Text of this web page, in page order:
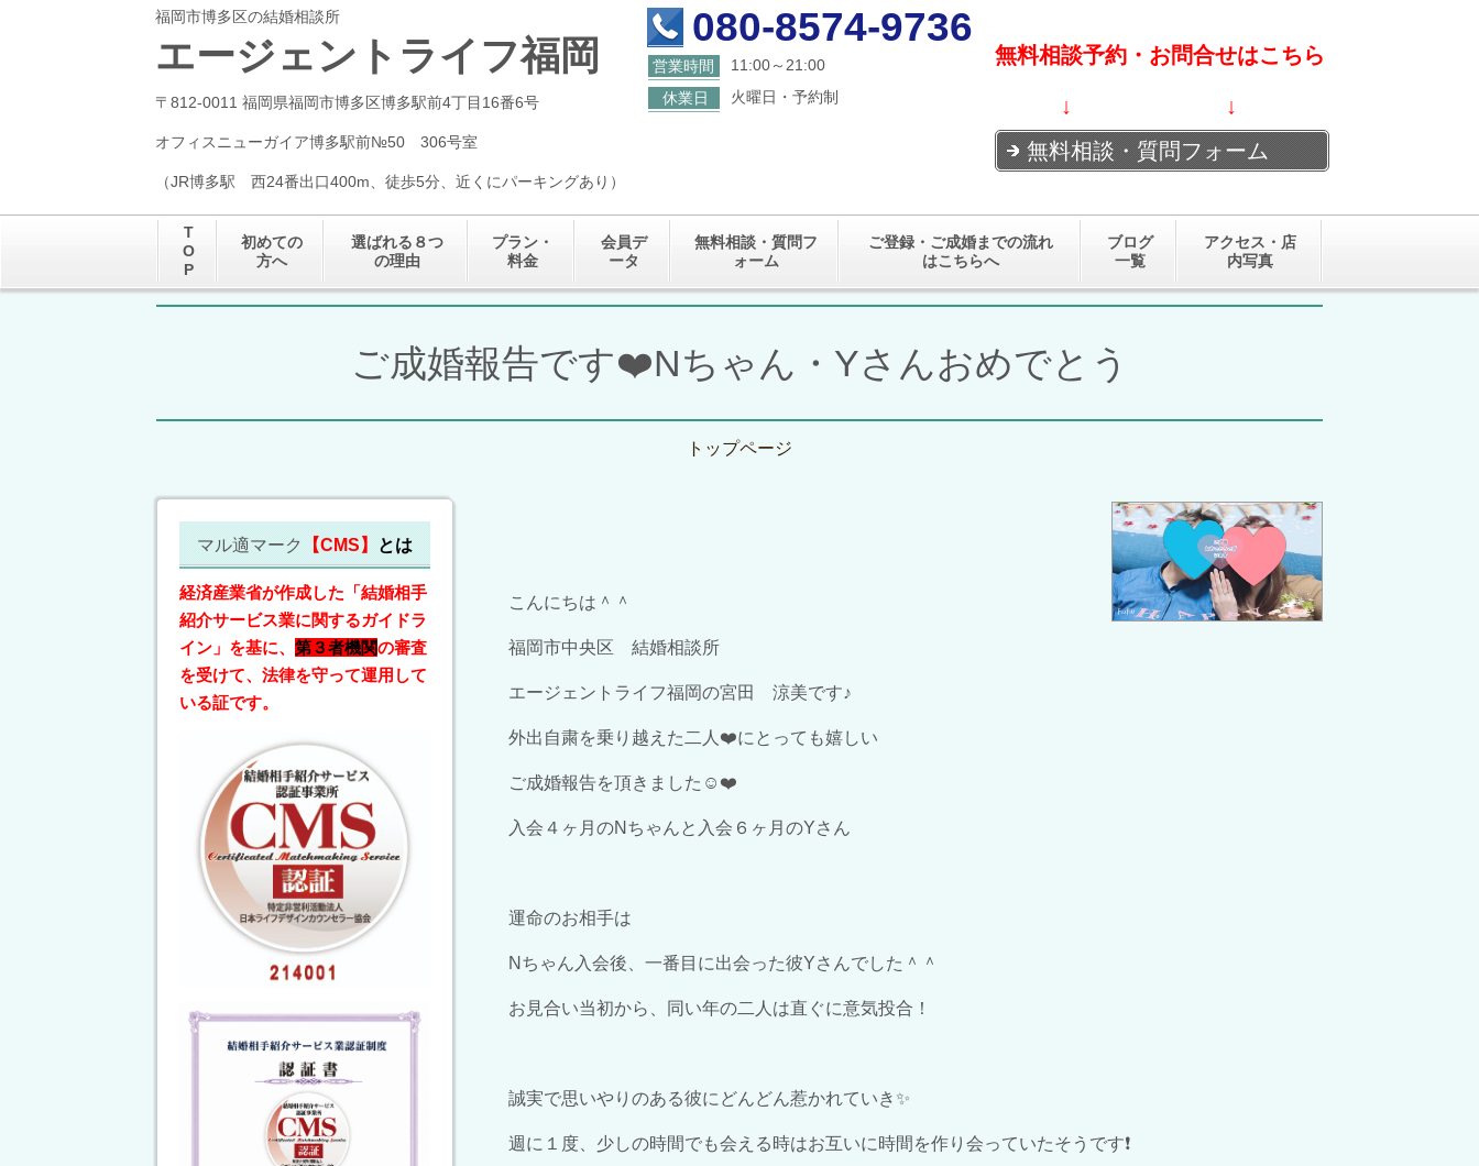
福岡市博多区の結婚相談所
エージェントライフ福岡
〒812-0011 福岡県福岡市博多区博多駅前4丁目16番6号
オフィスニューガイア博多駅前№50 306号室
（JR博多駅 西24番出口400m、徒歩5分、近くにパーキングあり）
080-8574-9736
営業時間
11:00～21:00
休業日
火曜日・予約制
無料相談予約・お問合せはこちら
↓ ↓
無料相談・質問フォーム
T
O
P
初めての
方へ
選ばれる８つ
の理由
プラン・
料金
会員デ
ータ
無料相談・質問フ
ォーム
ご登録・ご成婚までの流れ
はこちらへ
ブログ
一覧
アクセス・店
内写真
ご成婚報告です❤️Nちゃん・Yさんおめでとう
トップページ
こんにちは＾＾
福岡市中央区 結婚相談所
エージェントライフ福岡の宮田 涼美です♪
外出自粛を乗り越えた二人❤️にとっても嬉しい
ご成婚報告を頂きました☺️❤️
入会４ヶ月のNちゃんと入会６ヶ月のYさん
運命のお相手は
Nちゃん入会後、一番目に出会った彼Yさんでした＾＾
お見合い当初から、同い年の二人は直ぐに意気投合！
誠実で思いやりのある彼にどんどん惹かれていき✨
週に１度、少しの時間でも会える時はお互いに時間を作り会っていたそうです❗️
マル適マーク 【CMS】 とは
経済産業省が作成した「結婚相手
紹介サービス業に関するガイドラ
イン」を基に、 第３者機関の審査
を受けて、法律を守って運用して
いる証です。